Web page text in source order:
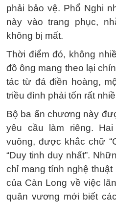
phải bảo vệ. Phổ Nghi
này vào trang phục,
không bị mất.
Thời điểm đó, không
đồ ông mang theo lại
tác từ đá điền hoàng,
triều đình phải tốn rất
Bộ ba ấn chương này
yêu cầu làm riêng.
vuông, được khắc chữ
“Duy tinh duy nhất”.
chỉ mang tính nghệ
của Càn Long về việc
quân vương mới biết